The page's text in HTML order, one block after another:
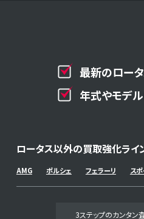
最新のロータ
年式やモデル
ロータス以外の買取強化ライ
AMG ポルシェ フェラーリ ス
3ステップのカンタン